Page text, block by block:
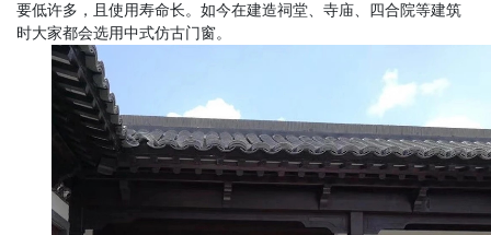
要低许多，且使用寿命长。如今在建造祠堂 、寺庙、四合院等建筑
时大家都会选用中式仿古门窗。